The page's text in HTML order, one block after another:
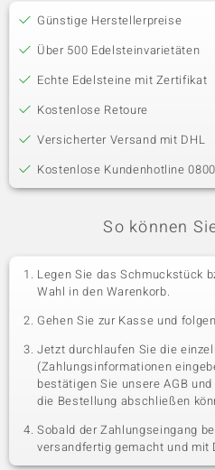
Günstige Herstellerpreise
Über 500 Edelsteinvarietäten
Echte Edelsteine mit Zertifikat
Kostenlose Retoure
Versicherter Versand mit DHL
Kostenlose Kundenhotline
So können
Legen Sie das Schmuckstück
Wahl in den Warenkorb.
Gehen Sie zur Kasse und
Jetzt durchlaufen Sie die
(Zahlungsinformationen
bestätigen Sie unsere AGB
die Bestellung abschließen
Sobald der Zahlungseingang
versandfertig gemacht und mit